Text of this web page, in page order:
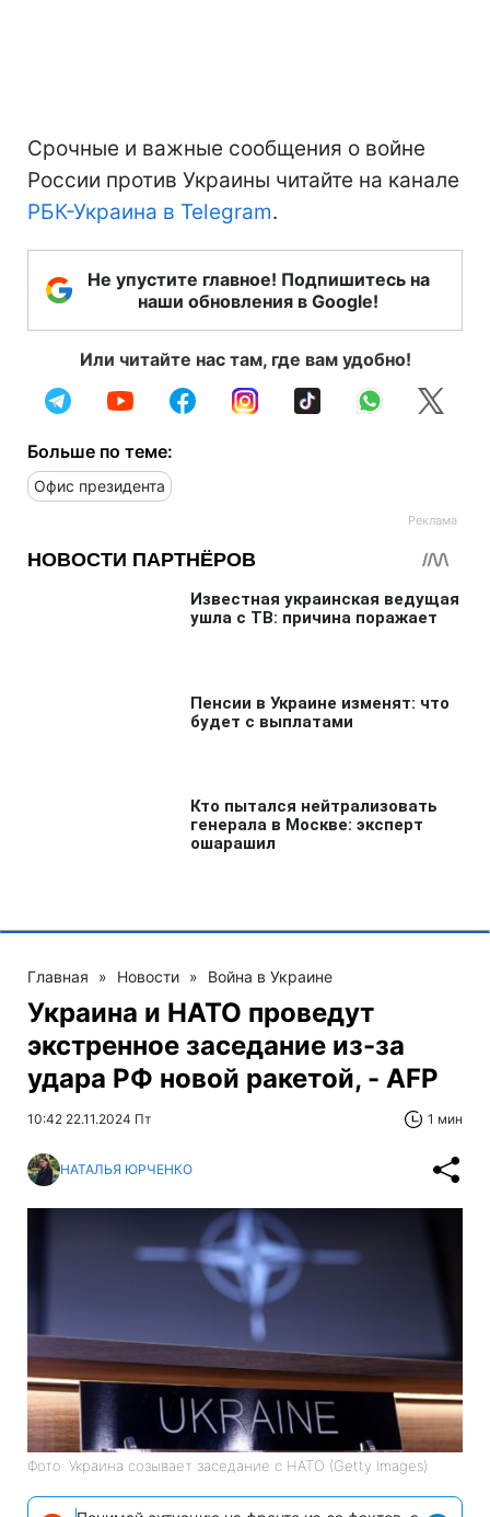
Срочные и важные сообщения о войне
России против Украины читайте на канале
РБК-Украина в Telegram.
Не упустите главное! Подпишитесь на
наши обновления в Google!
Или читайте нас там, где вам удобно!
Больше по теме:
Офис президента
Главная » Новости » Война в Украине
Украина и НАТО проведут
экстренное заседание из-за
удара РФ новой ракетой, - AFP
10:42 22.11.2024 Пт 1 мин
НАТАЛЬЯ ЮРЧЕНКО
Фото: Украина созывает заседание с НАТО (Getty Images)